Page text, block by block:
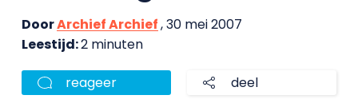
DoorArchief Archief, 30 mei 2007
Leestijd:2 minuten
reageer deel